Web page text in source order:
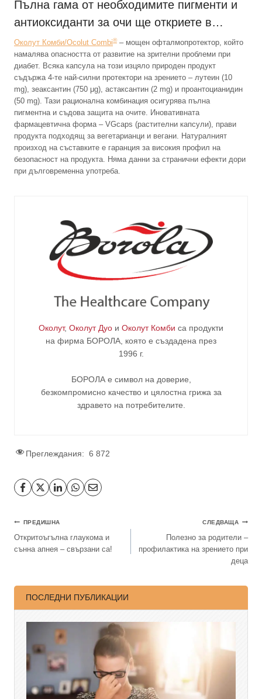
Пълна гама от необходимите пигменти и
антиоксиданти за очи ще откриете в…
Околут Комби/Ocolut Combi®– мощен офталмопротектор, който
намалява опасността от развитие на зрителни проблеми при
диабет. Всяка капсула на този изцяло природен продукт
съдържа 4-те най-силни протектори на зрението – лутеин (10
mg), зеаксантин (750 μg), астаксантин (2 mg) и проантоцианидин
(50 mg). Тази рационална комбинация осигурява пълна
пигментна и съдова защита на очите. Иновативната
фармацевтична форма – VGcaps (растителни капсули), прави
продукта подходящ за вегетарианци и вегани. Натуралният
произход на съставките е гаранция за високия профил на
безопасност на продукта. Няма данни за странични ефекти дори
при дълговременна употреба.
Околут, Околут Дуо и Околут Комби са продукти
на фирма БОРОЛА , която е създадена през
1996 г.
БОРОЛА е символ на доверие,
безкомпромисно качество и цялостна грижа за
здравето на потребителите
Преглеждания: 6 872
ПРЕДИШНА
Откритоъгълна глаукома и
сънна апнея – свързани са!
СЛЕДВАЩА
Полезно за родители –
профилактика на зрението при
деца
ПОСЛЕДНИ ПУБЛИКАЦИИ